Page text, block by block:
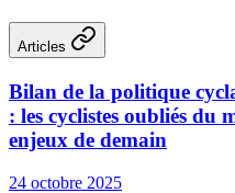
Articles
Bilan de la politique
: les cyclistes oubliés du
enjeux de demain
24 octobre 2025